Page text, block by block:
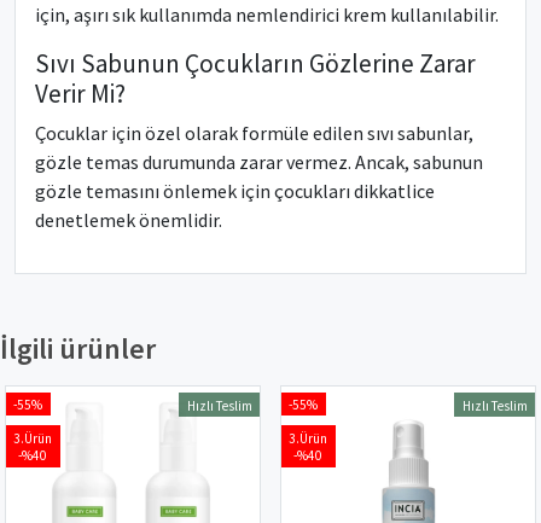
için, aşırı sık kullanımda nemlendirici krem kullanılabilir.
Sıvı Sabunun Çocukların Gözlerine Zarar
Verir Mi?
Çocuklar için özel olarak formüle edilen sıvı sabunlar,
gözle temas durumunda zarar vermez. Ancak, sabunun
gözle temasını önlemek için çocukları dikkatlice
denetlemek önemlidir.
İlgili ürünler
-55%
3.Ürün
-%40
Hızlı Teslim
-55%
3.Ürün
-%40
Hızlı Teslim